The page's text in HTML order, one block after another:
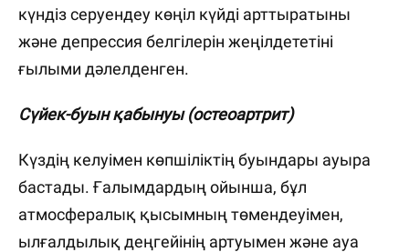
күндіз серуендеу көңіл күйді арттыратыны
және депрессия белгілерін жеңілдететіні
ғылыми дәлелденген.
Сүйек-буын қабынуы (остеоартрит)
Күздің келуімен көпшіліктің буындары ауыра
бастады. Ғалымдардың ойынша, бұл
атмосфералық қысымның төмендеуімен,
ылғалдылық деңгейінің артуымен және ауа